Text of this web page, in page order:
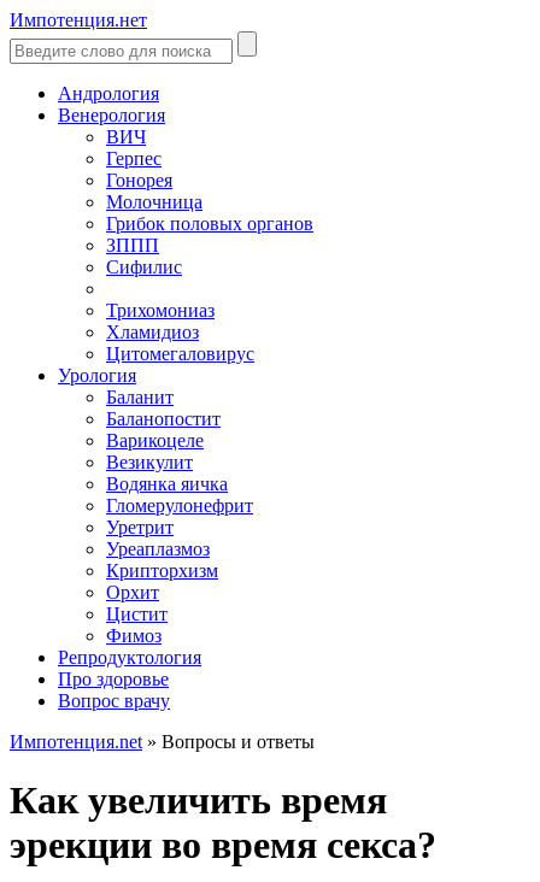
Импотенция.нет
Андрология
Венерология
ВИЧ
Герпес
Гонорея
Молочница
Грибок половых органов
ЗППП
Сифилис
Трихомониаз
Хламидиоз
Цитомегаловирус
Урология
Баланит
Баланопостит
Варикоцеле
Везикулит
Водянка яичка
Гломерулонефрит
Уретрит
Уреаплазмоз
Крипторхизм
Орхит
Цистит
Фимоз
Репродуктология
Про здоровье
Вопрос врачу
Импотенция.net » Вопросы и ответы
Как увеличить время
эрекции во время секса?